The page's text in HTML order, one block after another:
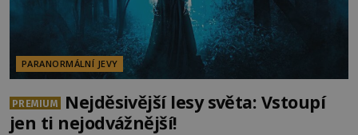
PARANORMÁLNÍ JEVY
PREMIUM
Nejděsivější lesy světa: Vstoupí
jen ti nejodvážnější!